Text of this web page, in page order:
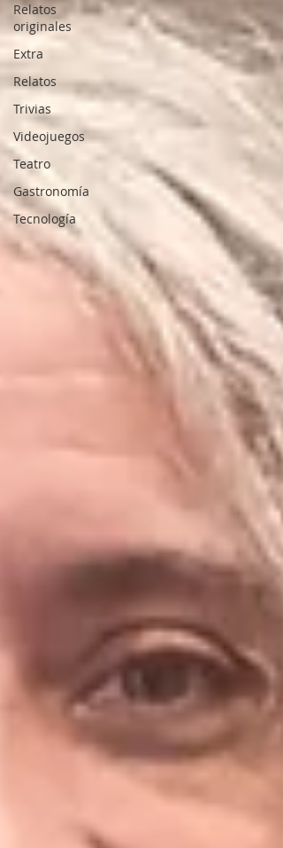
Relatos
originales
Extra
Relatos
Trivias
Videojuegos
Teatro
Gastronomía
Tecnología